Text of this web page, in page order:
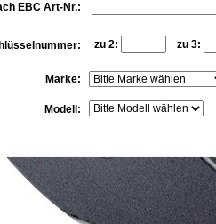
EBC Art-Nr.:
zu 2: zu 3:
Marke:
Modell: